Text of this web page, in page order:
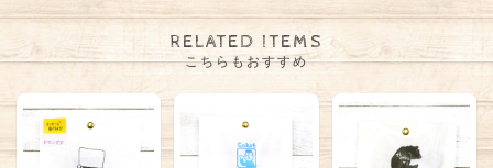
RELATED ITEMS
こちらもおすすめ